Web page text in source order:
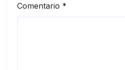
Comentario *